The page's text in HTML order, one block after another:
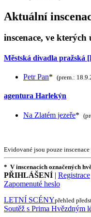
Aktuální
inscenace, ve
Městská divadla pražská
Petr Pan* (prem.:
agentura Harlekýn
Na Zlatém jezeře*
Evidované jsou pouze
* V inscenacích označených
PŘIHLÁŠENÍ | Registrace
Zapomenuté heslo
LETNÍ SCÉNYpřehled
Soutěž s Prima Hvězdným